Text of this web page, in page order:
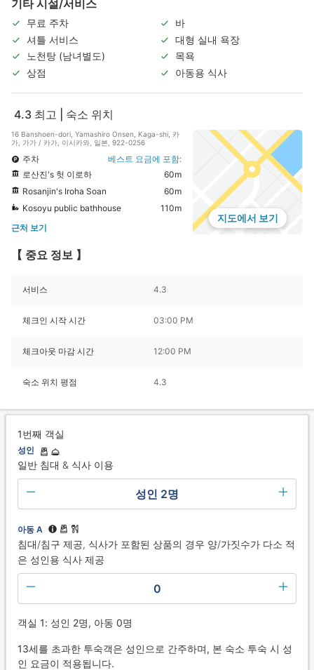
기타 시설/서비스
무료 주차
바
셔틀 서비스
대형 실내 욕장
노천탕 (남녀별도)
목욕
상점
아동용 식사
4.3 최고 | 숙소 위치
16 Banshoen-dori, Yamashiro Onsen, Kaga-shi, 카
가, 가가 / 카가, 이시카와, 일본, 922-0256
주차
베스트 요금에 포함:
로산진's 헛 이로하
60m
Rosanjin's Iroha Soan
60m
Kosoyu public bathhouse
110m
근처 보기
지도에서 보기
【 중요 정보 】
서비스 4.3
체크인 시작 시간 03:00 PM
체크아웃 마감 시간 12:00 PM
숙소 위치 평점 4.3
1번째 객실
성인
일반 침대 & 식사 이용
성인 2명
아동 A
침대/침구 제공, 식사가 포함된 상품의 경우 양/가짓수가 다소 적
은 성인용 식사 제공
0
객실 1: 성인 2명, 아동 0명
13세를 초과한 투숙객은 성인으로 간주하며, 본 숙소 투숙 시 성
인 요금이 적용됩니다.